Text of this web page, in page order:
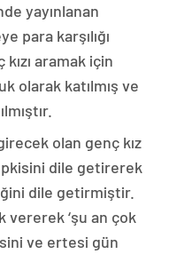
yayınlanan
para karşılığı
aramak için
olarak katılmış ve
olan genç kız
dile getirerek
dile getirmiştir.
vererek ‘şu an çok
ve ertesi gün